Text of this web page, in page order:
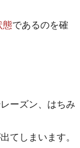
態であるのを確
ーズン、はちみ
てしまいます。